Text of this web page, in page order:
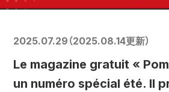
2025.07.29 （2025.08.14更新）
Le magazine gratuit «
un numéro spécial été. Il